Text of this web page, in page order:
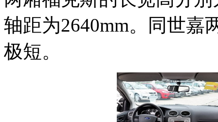
轴距为2640mm。同世嘉
极短。